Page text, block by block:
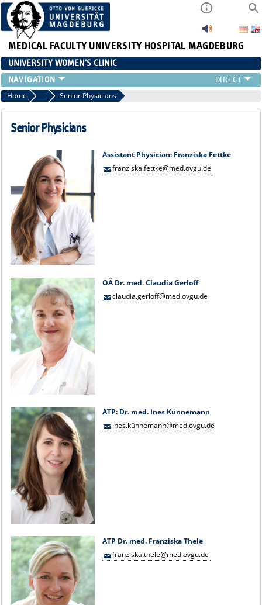
MEDICAL FACULTY UNIVERSITY HOSPITAL MAGDEBURG
UNIVERSITY WOMEN'S CLINIC
CLINIC
CONSULTATION HOURS
TEAM
RESEARCH FOCUS
CONTINUING EDUCATION
NEWS
Home Team Senior Physicians
Senior Physicians
Assistant Physician: Franziska Fettke
franziska.fettke@med.ovgu.de
OÄ Dr. med. Claudia Gerloff
claudia.gerloff@med.ovgu.de
ATP: Dr. med. Ines Künnemann
ines.künnemann@med.ovgu.de
ATP Dr. med. Franziska Thele
franziska.thele@med.ovgu.de